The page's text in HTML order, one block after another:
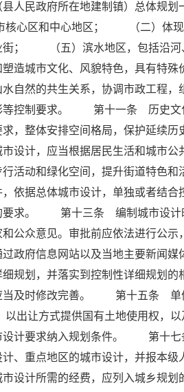
县人民政府所在地建制镇）总体
心区和中心地区； （二）体
业街； （五）滨水地区，包括
塑造城市文化、风貌特色，具有
自然的共生关系，协调市政工程
等控制要求。 第十一条 历史文化
，整体安排空间格局，保护延续历
计，应当根据居民生活和城市公
行活动和绿化空间，提升街道特
依据总体城市设计，单独或者结
要求。 第十三条 编制城市设计
和公众意见。审批前应依法进行
过政府信息网站以及当地主要新
细规划，并落实到控制性详细规
当及时修改完善。 第十五条 单
方式提供国有土地使用权，以
设计要求纳入规划条件。 第十七
计、重点地区的城市设计，并报
市设计所需的经费，应列入城乡